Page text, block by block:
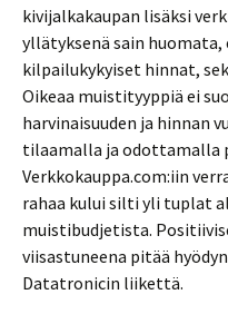
kivijalkakaupan lisäksi
yllätyksenä sain
kilpailukykyiset hinnat,
Oikeaa muistityyppiä ei
harvinaisuuden ja hinnan
tilaamalla ja odottamalla
Verkkokauppa.com:iin
rahaa kului silti yli tuplat
muistibudjetista.
viisastuneena pitää
Datatronicin liikettä.